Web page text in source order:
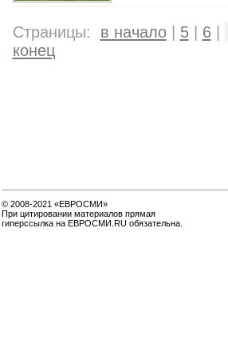
Страницы: в начало| 5| 6|
конец
© 2008-2021 «ЕВРОСМИ»
При цитировании материалов прямая
гиперссылка на ЕВРОСМИ.RU обязательна.